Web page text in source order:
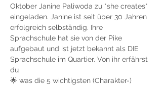
Oktober Janine Paliwoda zu *she creates*
eingeladen. Janine ist seit über 30 Jahren
erfolgreich selbständig. Ihre
Sprachschule hat sie von der Pike
aufgebaut und ist jetzt bekannt als DIE
Sprachschule im Quartier. Von ihr erfährst
du
🌟 was die 5 wichtigsten (Charakter-)